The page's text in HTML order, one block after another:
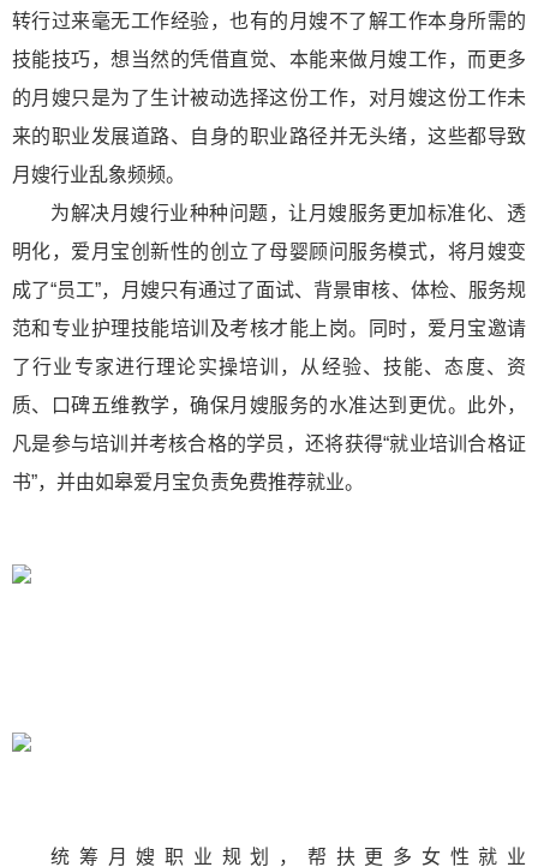
转行过来毫无工作经验，也有的月嫂不了解工作本身所需的
技能技巧，想当然的凭借直觉、本能来做月嫂工作，而更多
的月嫂只是为了生计被动选择这份工作，对月嫂这份工作未
来的职业发展道路、自身的职业路径并无头绪，这些都导致
月嫂行业乱象频频。
为解决月嫂行业种种问题，让月嫂服务更加标准化、透
明化，爱月宝创新性的创立了母婴顾问服务模式，将月嫂变
成了“员工”，月嫂只有通过了面试、背景审核、体检、服务规
范和专业护理技能培训及考核才能上岗。同时，爱月宝邀请
了行业专家进行理论实操培训，从经验、技能、态度、资
质、口碑五维教学，确保月嫂服务的水准达到更优。此外，
凡是参与培训并考核合格的学员，还将获得“就业培训合格证
书”，并由如皋爱月宝负责免费推荐就业。
统筹月嫂职业规划，帮扶更多女性就业